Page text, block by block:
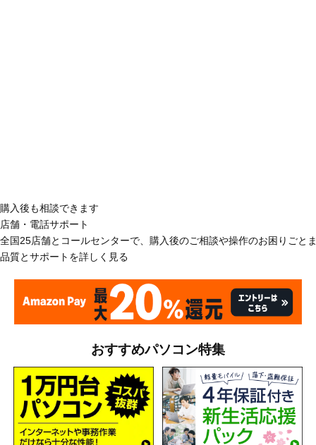
購入後も相談できます
店舗・電話サポート
全国25店舗とコールセンターで、購入後のご相談や操作のお困りごと
品質とサポートを詳しく見る
おすすめパソコン特集